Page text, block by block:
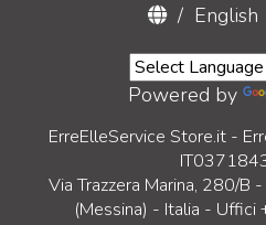
/ English
Powered by
ErreElleService Store.it -
Via Trazzera Marina, 280/B
(Messina) - Italia -